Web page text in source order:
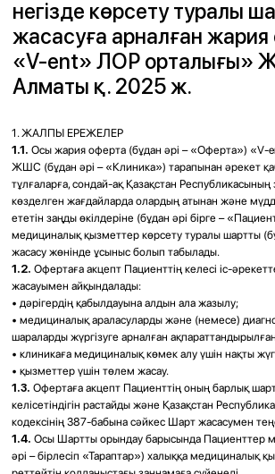
жазбаны болдырмауға;
5.1.6.Пациенттердің дербес деректерін сақтауға және өңдеуге, сондай-
ақ оларды дербестендірілмеген түрде өз қалауынша пайдалануға.
5.2.Медициналық қызметтерді көрсету барысында Клиниканың
міндеттері:
5.2.1. Медициналық қызметтерді Қазақстан Республикасының
денсаулық сақтау туралы заңнамасына және үздік клиникалық
тәжірибеге сәйкес көрсетуге;
мамандардың біліктілігі, медициналық қызметтердің түрлері, көлемі мен
құны туралы шынайы ақпарат беруге;
5.2.4. Пациентті көрсетілетін қызметтердің қарсы көрсетілімдері мен
ықтимал салдарлары, сондай-ақ қосымша тексерулер немесе емдеу
қажеттілігі туралы хабардар етуге;
5.2.5.Пациенттің денсаулық жағдайына қатысты құпиялық режимін
дәрігерлік құпия мен дербес деректер туралы заңнамаға сәйкес
қамтамасыз етуге;
5.2.6.Тиісті санитарлық жағдайын және медициналық көмектің қауіпсіз
көрсетілу шарттарын қамтамасыз етуге.
6. ПАЦИЕНТТІҢ ҚҰҚЫҚТАРЫ МЕН МІНДЕТТЕРІ
Медициналық көмекке жүгінген және оны алған кезде Пациенттің
құқықтары:
6.1.1.Клиника қызметкерлері мен медициналық көмек көрсетуге
қатысатын өзге адамдар тарапынан құрметті және ізгілікті қатынасқа;
6.1.2.Өзіне тікелей медициналық көмек көрсететін емдеуші дәрігердің
және басқа адамдардың тегі, аты, әкесінің аты, лауазымы, еңбек өтілі мен
біліктілік деңгейі туралы ақпарат алуға;
6.1.3.
Санитариялық-гигиеналық және індетке қарсы талаптарға сәйкес
жағдайларда тексерілуге және емделуге;
6.1.4.Тиісті баламасы болған жағдайда басқа емдеуші дәрігерге
ауыстырылуға;
6.1.5. Пациент немесе оның заңды өкілі медициналық араласудан бас
тартуға немесе оны тоқтатуды талап етуге құқылы, заңда көзделген
жағдайларды қоспағанда. Медициналық араласудан бас тартқан кезде
Пациентке немесе оның заңды өкіліне ықтимал салдарлар қолжетімді
нысанда түсіндіріліп берілуге тиіс.
Медициналық араласудан бас тарту медициналық құжаттамаға
жазылады және Пациенттің не оның заңды өкілінің, сондай-ақ